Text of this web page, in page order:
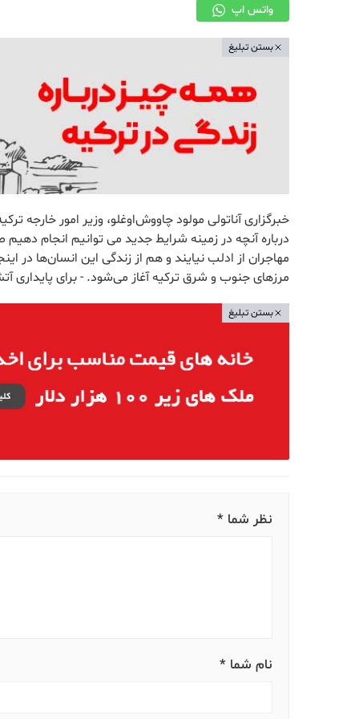
واتس اپ
بستن تبلیغ
درباره آنچه در زمینه شرایط جدید می توانیم انجام
مهاجران از ادلب نیایند و هم از زندگی این انسان‌ها در
مرزهای جنوب و شرق ترکیه آغاز می‌شود. - برای
بستن تبلیغ
نظر شما *
نام شما *